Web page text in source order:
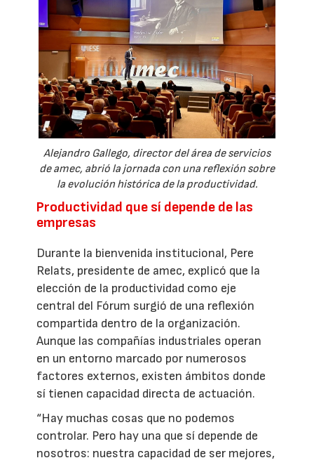
Alejandro Gallego, director del área de servicios
de amec, abrió la jornada con una reflexión sobre
la evolución histórica de la productividad.
Productividad que sí depende de las
empresas
Durante la bienvenida institucional, Pere
Relats, presidente de amec, explicó que la
elección de la productividad como eje
central del Fórum surgió de una reflexión
compartida dentro de la organización.
Aunque las compañías industriales operan
en un entorno marcado por numerosos
factores externos, existen ámbitos donde
sí tienen capacidad directa de actuación.
“Hay muchas cosas que no podemos
controlar. Pero hay una que sí depende de
nosotros: nuestra capacidad de ser mejores,